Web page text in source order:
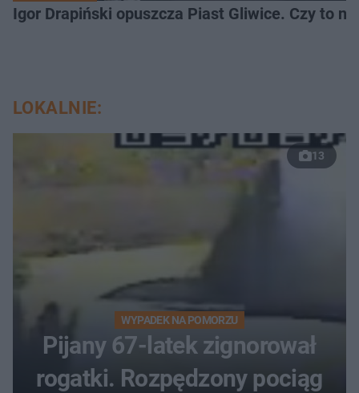
Igor Drapiński opuszcza Piast Gliwice. Czy to
LOKALNIE:
13
WYPADEK NA POMORZU
Pijany 67-latek zignorował
rogatki. Rozpędzony pociąg